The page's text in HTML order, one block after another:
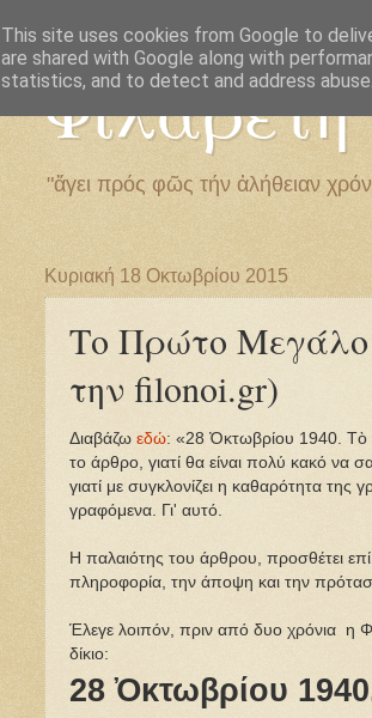
Φιλαρέτη
"ἄγει πρός φῶς τήν ἀλήθειαν
Κυριακή 18 Οκτωβρίου 2015
Το Πρώτο
την filonoi.gr)
Διαβάζω εδώ: «28 Ὀκτωβρίου 1940.
το άρθρο, γιατί θα είναι πολύ κακό
γιατί με συγκλονίζει η καθαρότητα
γραφόμενα. Γι' αυτό.
H παλαιότης του άρθρου, προσθέτει
πληροφορία, την άποψη και την
Έλεγε λοιπόν, πριν από δυο χρόνια η
δίκιο:
28 Ὀκτωβρίου
This site uses cookies from Google to
are shared with Google along with
statistics, and to detect and address abuse.